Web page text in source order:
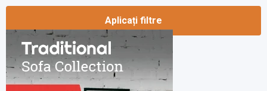
Aplicați filtre